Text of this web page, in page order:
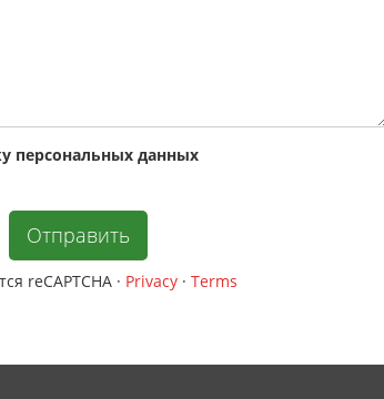
персональных данных
reCAPTCHA · Privacy · Terms